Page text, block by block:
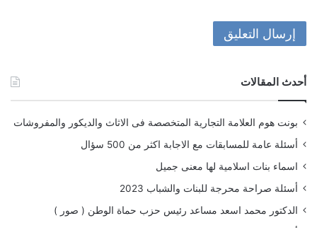
أحدث المقالات
بونت هوم العلامة التجارية المتخصصة فى الاثاث والديكور والمفروشات
أسئلة عامة للمسابقات مع الاجابة اكثر من 500 سؤال
اسماء بنات اسلامية لها معنى جميل
أسئلة صراحة محرجة للبنات والشباب 2023
الدكتور محمد اسعد مساعد رئيس حزب حماة الوطن ( صور )